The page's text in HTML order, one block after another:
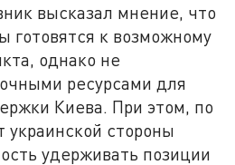
высказал мнение, что
готовятся к возможному
однако не
ресурсами для
Киева. При этом, по
украинской стороны
удерживать позиции